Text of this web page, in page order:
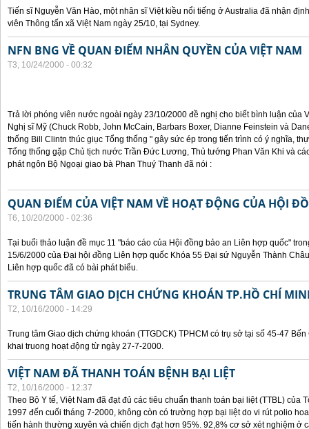
Tiến sĩ Nguyễn Văn Hào, một nhân sĩ Việt kiều nổi tiếng ở Australia đã nhận
viên Thông tấn xã Việt Nam ngày 25/10, tại Sydney.
NFN BNG VỀ QUAN ĐIỂM NHÂN QUYỀN CỦA VIỆT NAM
T3, 10/24/2000 - 00:32
Trả lời phóng viên nước ngoài ngày 23/10/2000 đề nghị cho biết bình luận của
Nghị sĩ Mỹ (Chuck Robb, John McCain, Barbars Boxer, Dianne Feinstein và
thống Bill Clintn thúc giục Tổng thống " gây sức ép trong tiến trình có ý nghĩa,
Tổng thống gặp Chủ tịch nước Trần Đức Lương, Thủ tướng Phan Văn Khi và
phát ngôn Bộ Ngoại giao bà Phan Thuý Thanh đã nói :
QUAN ĐIỂM CỦA VIỆT NAM VỀ HOẠT ĐỘNG CỦA HỘI
T6, 10/20/2000 - 02:36
Tại buổi thảo luận đề mục 11 "báo cáo của Hội đồng bảo an Liên hợp quốc"
15/6/2000 của Đại hội đồng Liên hợp quốc Khóa 55 Đại sứ Nguyễn Thành
Liên hợp quốc đã có bài phát biểu.
TRUNG TÂM GIAO DỊCH CHỨNG KHOÁN TP.HỒ CHÍ
T2, 10/16/2000 - 14:29
Trung tâm Giao dịch chứng khoán (TTGDCK) TPHCM có trụ sở tại số 45-47
khai truong hoạt động từ ngày 27-7-2000.
VIỆT NAM ĐÃ THANH TOÁN BỆNH BẠI LIỆT
T2, 10/16/2000 - 12:37
Theo Bộ Y tế, Việt Nam đã đạt đủ các tiêu chuẩn thanh toán bại liệt (TTBL) của
1997 đến cuối tháng 7-2000, không còn có trường hợp bại liệt do vi rút polio
tiến hành thường xuyên và chiến dịch đạt hơn 95%. 92,8% cơ sở xét nghiệm ở